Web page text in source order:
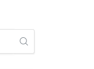
(sidebar)